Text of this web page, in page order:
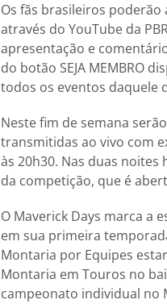
Os fãs brasileiros poderão
através do YouTube da
apresentação e
do botão SEJA MEMBRO
todos os eventos daquele
Neste fim de semana
transmitidas ao vivo com
às 20h30. Nas duas
da competição, que é
O Maverick Days marca a
em sua primeira
Montaria por Equipes
Montaria em Touros no
campeonato individual no